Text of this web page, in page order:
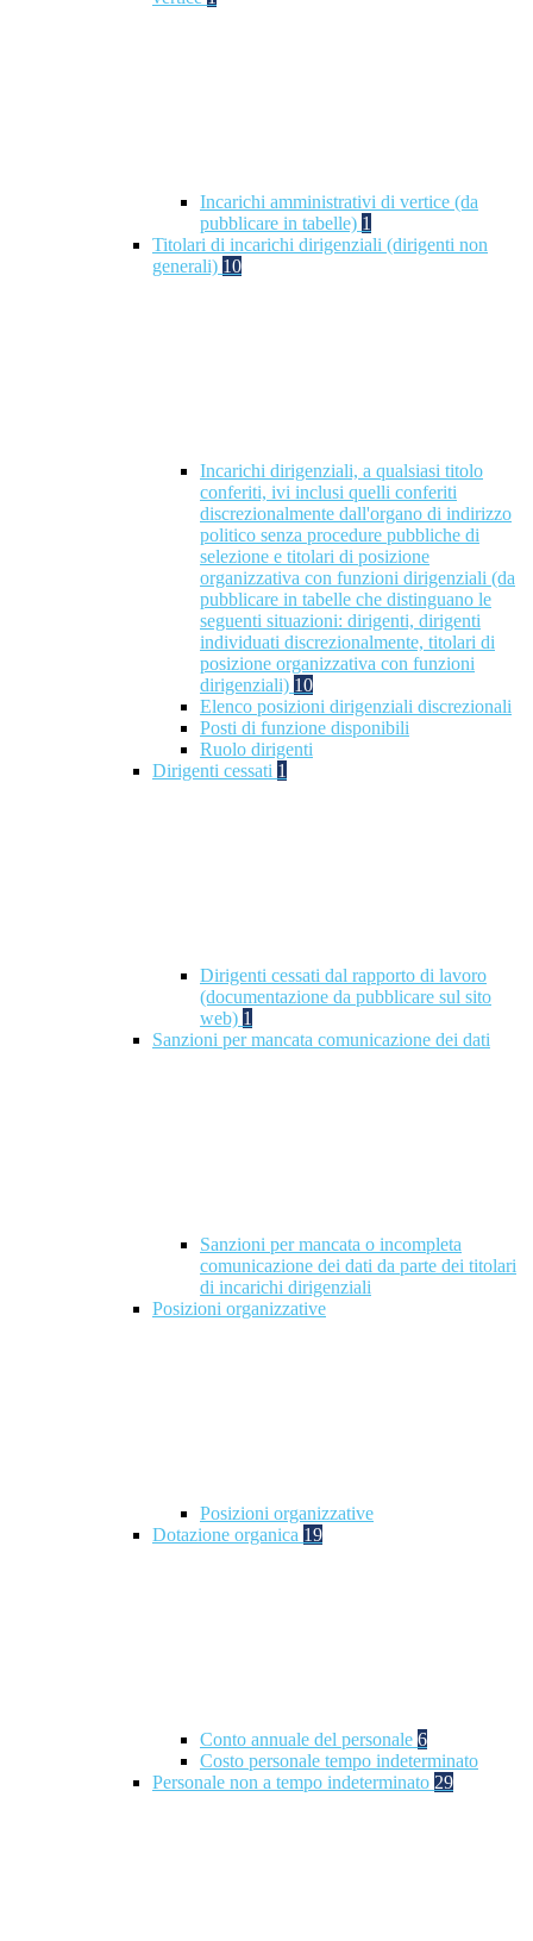
Incarichi amministrativi di vertice (da
pubblicare in tabelle) 1
Titolari di incarichi dirigenziali (dirigenti non
generali) 10
Incarichi dirigenziali, a qualsiasi titolo
conferiti, ivi inclusi quelli conferiti
discrezionalmente dall'organo di indirizzo
politico senza procedure pubbliche di
selezione e titolari di posizione
organizzativa con funzioni dirigenziali (da
pubblicare in tabelle che distinguano le
seguenti situazioni: dirigenti, dirigenti
individuati discrezionalmente, titolari di
posizione organizzativa con funzioni
dirigenziali) 10
Elenco posizioni dirigenziali discrezionali
Posti di funzione disponibili
Ruolo dirigenti
Dirigenti cessati 1
Dirigenti cessati dal rapporto di lavoro
(documentazione da pubblicare sul sito
web) 1
Sanzioni per mancata comunicazione dei dati
Sanzioni per mancata o incompleta
comunicazione dei dati da parte dei titolari
di incarichi dirigenziali
Posizioni organizzative
Posizioni organizzative
Dotazione organica 19
Conto annuale del personale 6
Costo personale tempo indeterminato
Personale non a tempo indeterminato 29